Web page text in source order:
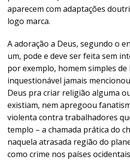
aparecem com adaptações
logo marca.
A adoração a Deus, segundo o
um, pode e deve ser feita sem
por exemplo, homem simples de
inquestionável jamais
Deus pra criar religião alguma
existiam, nem apregoou
violenta contra trabalhadores
templo – a chamada prática do
naquela atrasada região do
como crime nos países